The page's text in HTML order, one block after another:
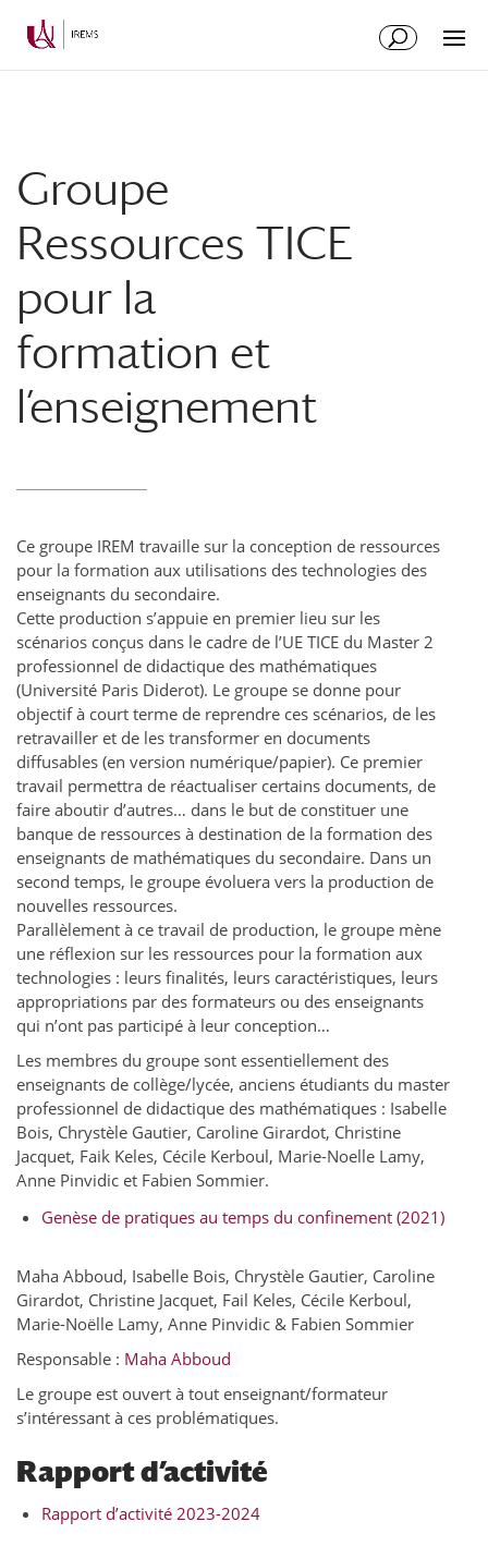
Groupe
Ressources TICE
pour la
formation et
l’enseignement
Ce groupe IREM travaille sur la conception de ressources
pour la formation aux utilisations des technologies des
enseignants du secondaire.
Cette production s’appuie en premier lieu sur les
scénarios conçus dans le cadre de l’UE TICE du Master 2
professionnel de didactique des mathématiques
(Université Paris Diderot). Le groupe se donne pour
objectif à court terme de reprendre ces scénarios, de les
retravailler et de les transformer en documents
diffusables (en version numérique/papier). Ce premier
travail permettra de réactualiser certains documents, de
faire aboutir d’autres… dans le but de constituer une
banque de ressources à destination de la formation des
enseignants de mathématiques du secondaire. Dans un
second temps, le groupe évoluera vers la production de
nouvelles ressources.
Parallèlement à ce travail de production, le groupe mène
une réflexion sur les ressources pour la formation aux
technologies : leurs finalités, leurs caractéristiques, leurs
appropriations par des formateurs ou des enseignants
qui n’ont pas participé à leur conception…
Les membres du groupe sont essentiellement des
enseignants de collège/lycée, anciens étudiants du master
professionnel de didactique des mathématiques : Isabelle
Bois, Chrystèle Gautier, Caroline Girardot, Christine
Jacquet, Faik Keles, Cécile Kerboul, Marie-Noelle Lamy,
Anne Pinvidic et Fabien Sommier.
Genèse de pratiques au temps du confinement (2021)
Maha Abboud, Isabelle Bois, Chrystèle Gautier, Caroline
Girardot, Christine Jacquet, Fail Keles, Cécile Kerboul,
Marie-Noëlle Lamy, Anne Pinvidic & Fabien Sommier
Responsable : Maha Abboud
Le groupe est ouvert à tout enseignant/formateur
s’intéressant à ces problématiques.
Rapport d’activité
Rapport d’activité 2023-2024